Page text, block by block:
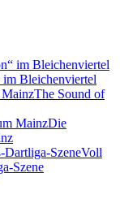
im Bleichenviertel
The Sound of
Die
Voll
Szene